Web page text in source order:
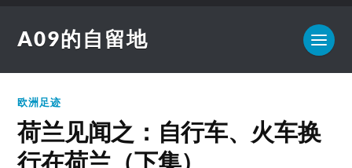
A09的自留地
欧洲足迹
荷兰见闻之：自行车、火车换
行在荷兰（下集）